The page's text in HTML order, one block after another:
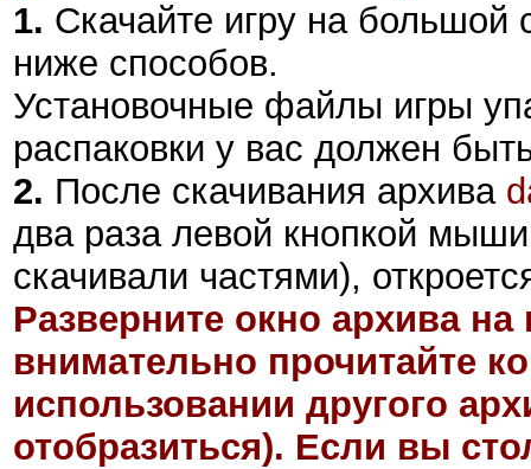
1. Скачайте игру на большой
ниже способов.
Установочные файлы игры
распаковки у вас должен
2. После скачивания архива
два раза левой кнопкой
скачивали частями),
Разверните окно архива на
внимательно прочитайте
использовании другого
отобразиться). Если вы